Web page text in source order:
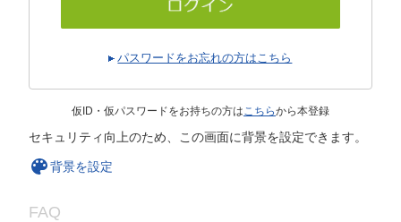
パスワードをお忘れの方はこちら
仮ID・仮パスワードをお持ちの方はこちらから本登録
セキュリティ向上のため、この画面に背景を設定できます。
背景を設定
FAQ